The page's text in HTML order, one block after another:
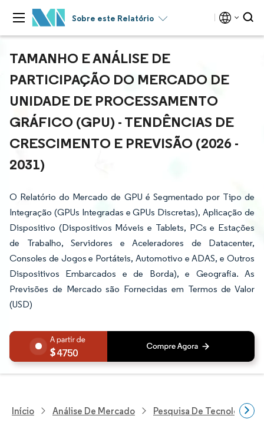
Sobre este Relatório
TAMANHO E ANÁLISE DE
PARTICIPAÇÃO DO MERCADO DE
UNIDADE DE PROCESSAMENTO
GRÁFICO (GPU) - TENDÊNCIAS DE
CRESCIMENTO E PREVISÃO (2026 -
2031)
O Relatório do Mercado de GPU é Segmentado por Tipo de
Integração (GPUs Integradas e GPUs Discretas), Aplicação de
Dispositivo (Dispositivos Móveis e Tablets, PCs e Estações
de Trabalho, Servidores e Aceleradores de Datacenter,
Consoles de Jogos e Portáteis, Automotivo e ADAS, e Outros
Dispositivos Embarcados e de Borda), e Geografia. As
Previsões de Mercado são Fornecidas em Termos de Valor
(USD)
4750
Início Análise De Mercado Pesquisa De Tecnologia,